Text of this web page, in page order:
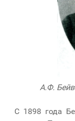
А.Ф.
С 1898 года